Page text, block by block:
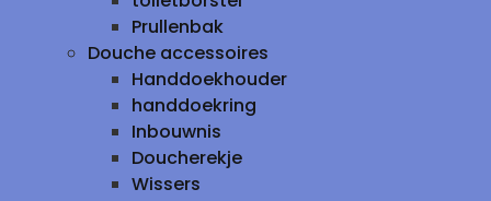
Prullenbak
Douche accessoires
Handdoekhouder
handdoekring
Inbouwnis
Doucherekje
Wissers